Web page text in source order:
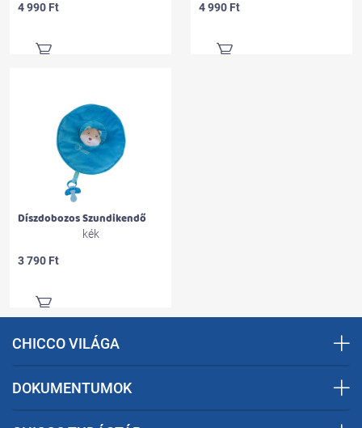
4 990 Ft 4 990 Ft
Díszdobozos Szundikendő
kék
3 790 Ft
CHICCO VILÁGA
DOKUMENTUMOK